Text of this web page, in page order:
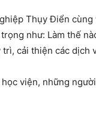
Thụy Điển cùng
như: Làm thế
cải thiện các dịch
viện, những